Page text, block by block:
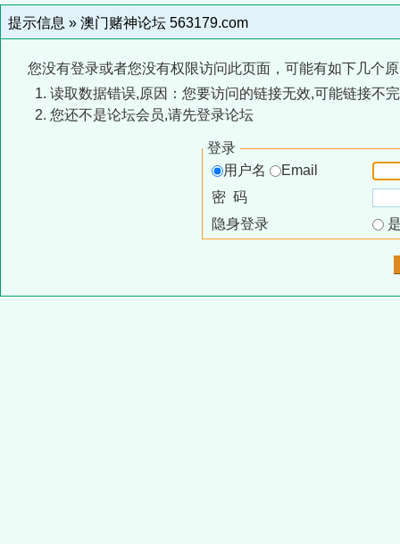
提示信息 » 澳门赌神论坛 563179.com
您没有登录或者您没有权限访问此页面，可能有如下几个
读取数据错误,原因：您要访问的链接无效,可能链接不
您还不是论坛会员,请先登录论坛
登录
用户名
Email
密 码
隐身登录